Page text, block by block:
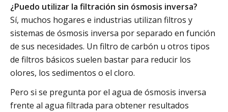
¿Puedo utilizar la filtración sin ósmosis inversa?
Sí, muchos hogares e industrias utilizan filtros y
sistemas de ósmosis inversa por separado en función
de sus necesidades. Un filtro de carbón u otros tipos
de filtros básicos suelen bastar para reducir los
olores, los sedimentos o el cloro.
Pero si se pregunta por el agua de ósmosis inversa
frente al agua filtrada para obtener resultados